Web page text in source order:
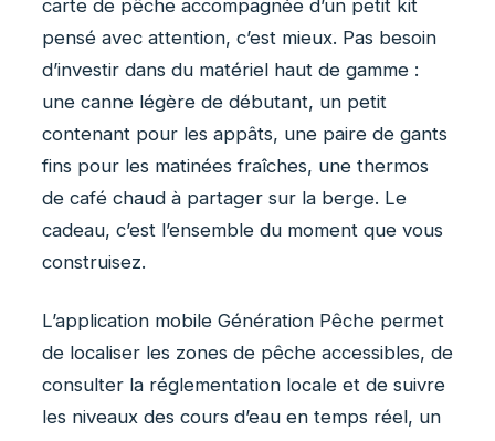
carte de pêche accompagnée d’un petit kit
pensé avec attention, c’est mieux. Pas besoin
d’investir dans du matériel haut de gamme :
une canne légère de débutant, un petit
contenant pour les appâts, une paire de gants
fins pour les matinées fraîches, une thermos
de café chaud à partager sur la berge. Le
cadeau, c’est l’ensemble du moment que vous
construisez.
L’application mobile Génération Pêche permet
de localiser les zones de pêche accessibles, de
consulter la réglementation locale et de suivre
les niveaux des cours d’eau en temps réel, un